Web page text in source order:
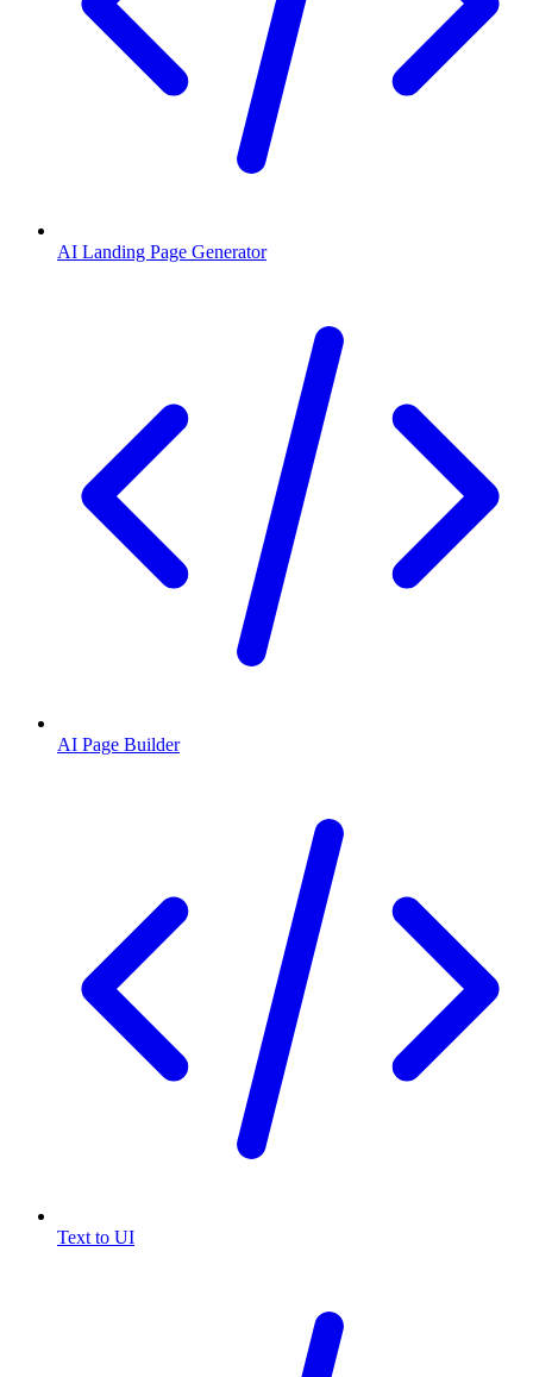
AI Landing Page Generator
AI Page Builder
Text to UI